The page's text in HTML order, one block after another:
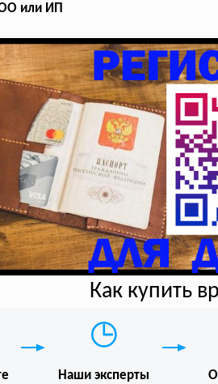
или ИП
Как купить
Наши эксперты